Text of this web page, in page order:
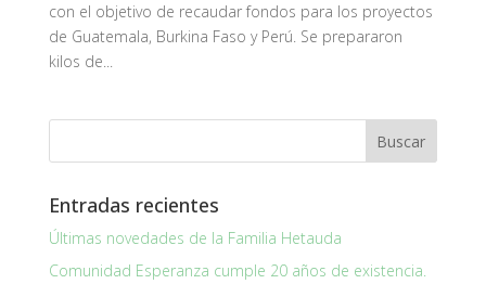
con el objetivo de recaudar fondos para los proyectos
de Guatemala, Burkina Faso y Perú. Se prepararon
kilos de...
Entradas recientes
Últimas novedades de la Familia Hetauda
Comunidad Esperanza cumple 20 años de existencia.